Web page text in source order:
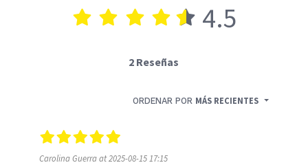
4.5
2 Reseñas
ORDENAR POR MÁS RECIENTES
Carolina Guerra at 2025-08-15 17:15